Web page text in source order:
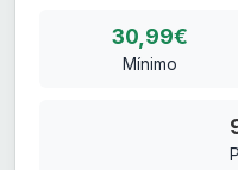
30,99€
Mínimo